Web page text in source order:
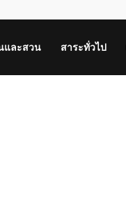
และสวน สาระทั่วไป